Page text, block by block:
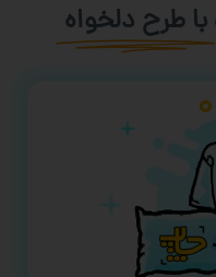
با طرح دلخواه